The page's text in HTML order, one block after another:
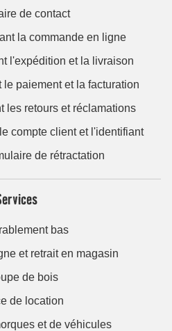
de contact
la commande en ligne
l'expédition et la livraison
paiement et la facturation
les retours et réclamations
compte client et l'identifiant
de rétractation
bas
et retrait en magasin
de bois
de location
et de véhicules